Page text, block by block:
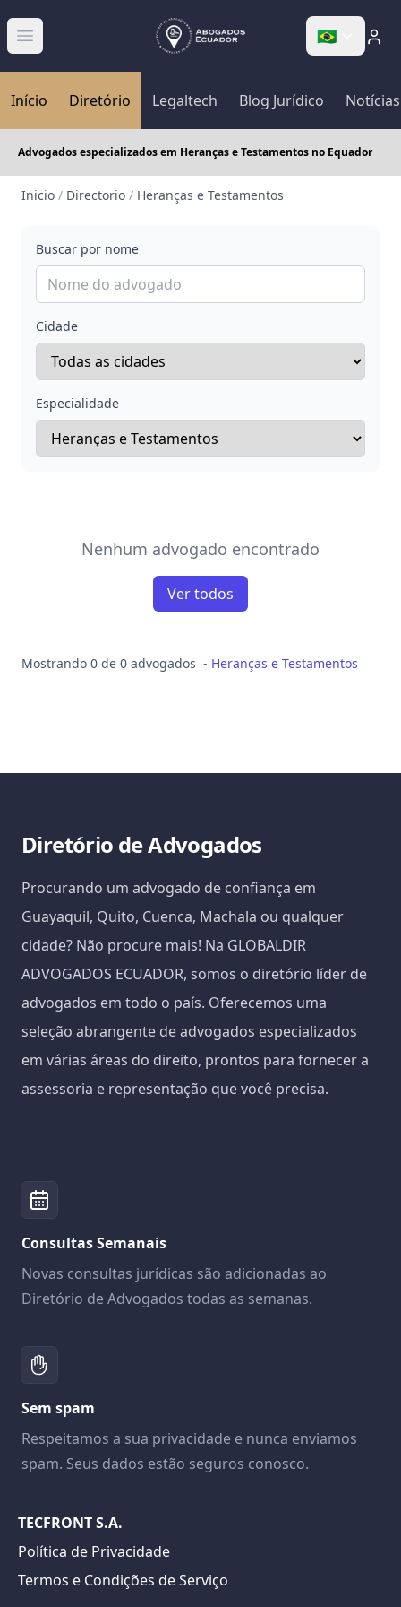
Abrir menú 🇧🇷
Início Diretório Legaltech Blog Jurídico Notícias
Advogados especializados em Heranças e Testamentos no Equador
Inicio / Directorio / Heranças e Testamentos
Buscar por nome
Cidade
Especialidade
Nenhum advogado encontrado
Ver todos
Mostrando 0 de 0 advogados - Heranças e Testamentos
Diretório de Advogados
Procurando um advogado de confiança em
Guayaquil, Quito, Cuenca, Machala ou qualquer
cidade? Não procure mais! Na GLOBALDIR
ADVOGADOS ECUADOR, somos o diretório líder de
advogados em todo o país. Oferecemos uma
seleção abrangente de advogados especializados
em várias áreas do direito, prontos para fornecer a
assessoria e representação que você precisa.
Consultas Semanais
Novas consultas jurídicas são adicionadas ao
Diretório de Advogados todas as semanas.
Sem spam
Respeitamos a sua privacidade e nunca enviamos
spam. Seus dados estão seguros conosco.
TECFRONT S.A.
Política de Privacidade
Termos e Condições de Serviço